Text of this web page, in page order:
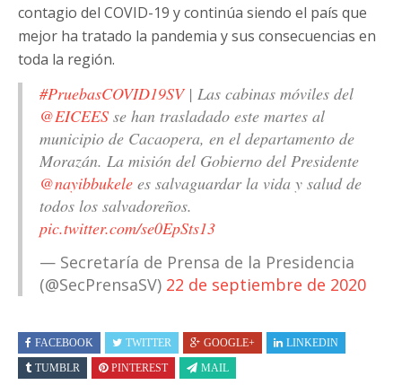
contagio del COVID-19 y continúa siendo el país que
mejor ha tratado la pandemia y sus consecuencias en
toda la región.
#PruebasCOVID19SV| Las cabinas móviles del
@EICEES se han trasladado este martes al
municipio de Cacaopera, en el departamento de
Morazán. La misión del Gobierno del Presidente
@nayibbukele es salvaguardar la vida y salud de
todos los salvadoreños.
pic.twitter.com/se0EpSts13
— Secretaría de Prensa de la Presidencia
(@SecPrensaSV) 22 de septiembre de 2020
FACEBOOK TWITTER GOOGLE+
LINKEDIN
TUMBLR
PINTEREST MAIL